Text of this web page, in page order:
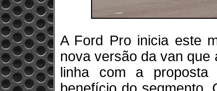
A Ford Pro inicia este
nova versão da van que
linha com a